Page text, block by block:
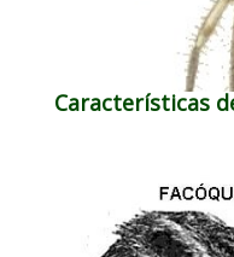
Características